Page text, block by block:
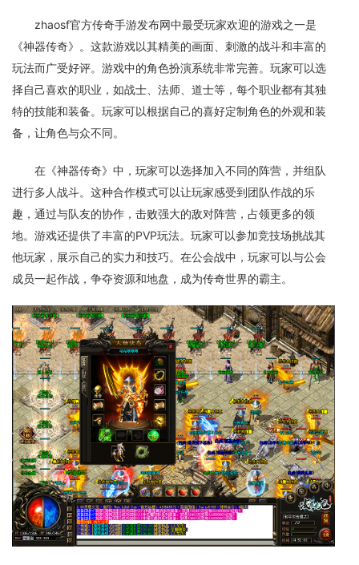
zhaosf官方传奇手游发布网中最受玩家欢迎的游戏之一是
《神器传奇》。这款游戏以其精美的画面、刺激的战斗和丰富的
玩法而广受好评。游戏中的角色扮演系统非常完善。玩家可以选
择自己喜欢的职业，如战士、法师、道士等，每个职业都有其独
特的技能和装备。玩家可以根据自己的喜好定制角色的外观和装
备，让角色与众不同。
在《神器传奇》中，玩家可以选择加入不同的阵营，并组队
进行多人战斗。这种合作模式可以让玩家感受到团队作战的乐
趣，通过与队友的协作，击败强大的敌对阵营，占领更多的领
地。游戏还提供了丰富的PVP玩法。玩家可以参加竞技场挑战其
他玩家，展示自己的实力和技巧。在公会战中，玩家可以与公会
成员一起作战，争夺资源和地盘，成为传奇世界的霸主。